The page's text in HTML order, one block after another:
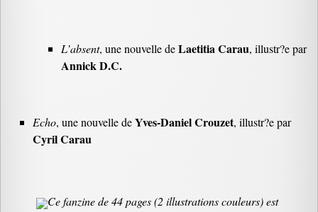
L’absent, une nouvelle deLaetitia Carau, illustr?e par
Annick D.C.
Echo, une nouvelle deYves-Daniel Crouzet, illustr?e par
Cyril Carau
Ce fanzine de44pages (2 illustrations couleurs) est